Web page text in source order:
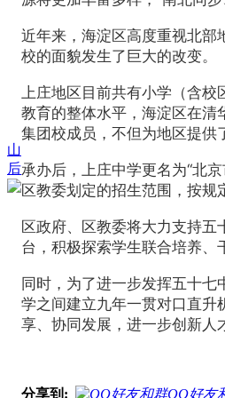
山
后
近年来，海淀区高度重视北部
校的面貌发生了巨大的改变。
上庄地区目前共有小学（含
教育的整体水平，海淀区在清
集团校成员，不但为地区提供
承办后，上庄中学更名为“北
区教委划定的招生范围，按
区政府、区教委将大力支持
台，积极探索学生联合培养
同时，为了进一步发挥五十
学之间建立九年一贯对口直
享、协同发展，进一步创新人
分享到: QQ好友